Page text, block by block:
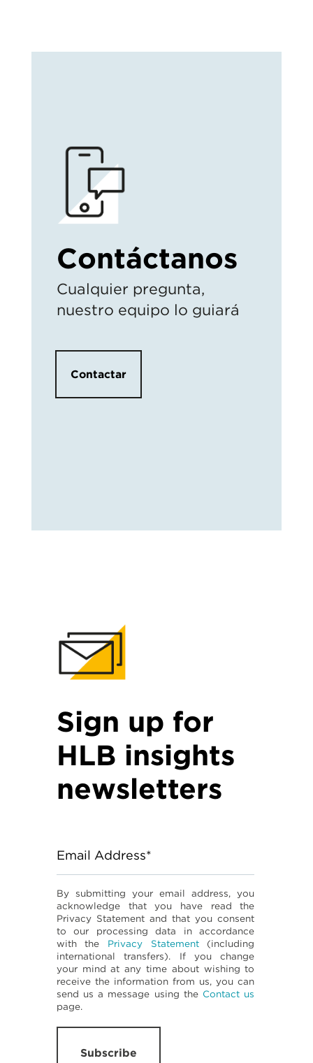
Contáctanos
Cualquier pregunta,
nuestro equipo lo guiará
Contactar
Sign up for
HLB insights
newsletters
Email Address*
By submitting your email address, you
acknowledge that you have read the
Privacy Statement and that you consent
to our processing data in accordance
with the Privacy Statement(including
international transfers). If you change
your mind at any time about wishing to
receive the information from us, you can
send us a message using the Contact us
page.
Subscribe